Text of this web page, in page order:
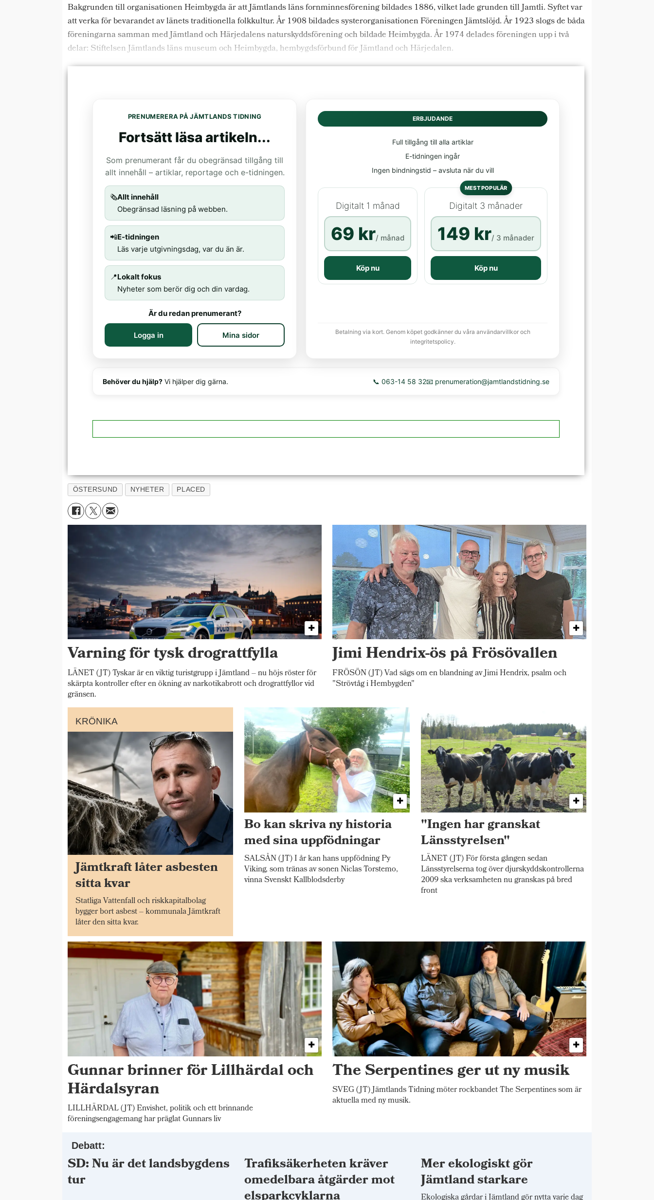
Bakgrunden till organisationen Heimbygda är att Jämtlands läns fornminnesförening bildades 1886, vilket lade grunden till Jamtli. Syftet var
att verka för bevarandet av länets traditionella folkkultur. År 1908 bildades systerorganisationen Föreningen Jämtslöjd. År 1923 slogs de båda
föreningarna samman med Jämtland och Härjedalens naturskyddsförening och bildade Heimbygda. År 1974 delades föreningen upp i två
delar: Stiftelsen Jämtlands läns museum och Heimbygda, hembygdsförbund för Jämtland och Härjedalen.
PRENUMERERA PÅ JÄMTLANDS TIDNING
Fortsätt läsa artikeln...
Som prenumerant får du obegränsad tillgång till
allt innehåll – artiklar, reportage och e-tidningen.
🗞️Allt innehåll
Obegränsad läsning på webben.
📲E-tidningen
Läs varje utgivningsdag, var du än är.
📍Lokalt fokus
Nyheter som berör dig och din vardag.
Är du redan prenumerant?
Logga in Mina sidor
ERBJUDANDE
Full tillgång till alla artiklar
E-tidningen ingår
Ingen bindningstid – avsluta när du vill
Digitalt 1 månad
69 kr/ månad
Köp nu
MEST POPULÄR
Digitalt 3 månader
149 kr/ 3 månader
Köp nu
Betalning via kort. Genom köpet godkänner du våra användarvillkor och
integritetspolicy.
Behöver du hjälp? Vi hjälper dig gärna. 📞 063-14 58 32📧 prenumeration@jamtlandstidning.se
ÖSTERSUND NYHETER PLACED
Varning för tysk drograttfylla
LÄNET (JT) Tyskar är en viktig turistgrupp i Jämtland – nu höjs röster för
skärpta kontroller efter en ökning av narkotikabrott och drograttfyllor vid
gränsen.
Jimi Hendrix-ös på Frösövallen
FRÖSÖN (JT) Vad sägs om en blandning av Jimi Hendrix, psalm och
"Strövtåg i Hembygden"
KRÖNIKA
Jämtkraft låter asbesten
sitta kvar
Statliga Vattenfall och riskkapitalbolag
bygger bort asbest – kommunala Jämtkraft
låter den sitta kvar.
Bo kan skriva ny historia
med sina uppfödningar
SALSÅN (JT) I år kan hans uppfödning Py
Viking, som tränas av sonen Niclas Torstemo,
vinna Svenskt Kallblodsderby
"Ingen har granskat
Länsstyrelsen"
LÄNET (JT) För första gången sedan
Länsstyrelserna tog över djurskyddskontrollerna
2009 ska verksamheten nu granskas på bred
front
Gunnar brinner för Lillhärdal och
Härdalsyran
LILLHÄRDAL (JT) Envishet, politik och ett brinnande
föreningsengagemang har präglat Gunnars liv
The Serpentines ger ut ny musik
SVEG (JT) Jämtlands Tidning möter rockbandet The Serpentines som är
aktuella med ny musik.
Debatt:
SD: Nu är det landsbygdens
tur
Trafiksäkerheten kräver
omedelbara åtgärder mot
Mer ekologiskt gör
Jämtland starkare